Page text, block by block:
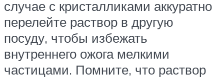
случае с кристалликами аккуратно
перелейте раствор в другую
посуду, чтобы избежать
внутреннего ожога мелкими
частицами. Помните, что раствор